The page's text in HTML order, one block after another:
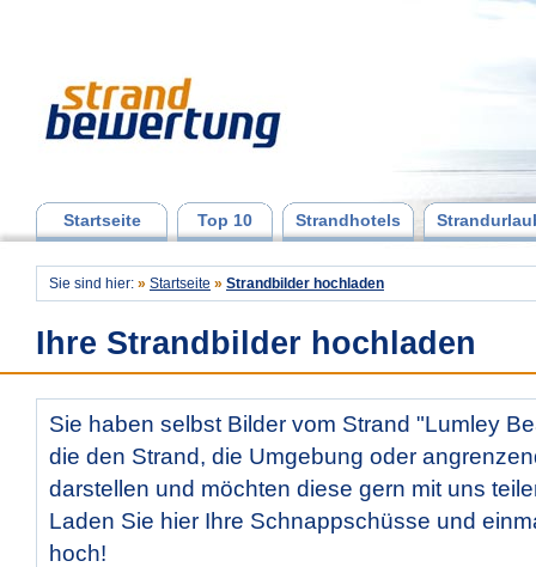
Startseite Top 10 Strandhotels
Sie sind hier: » Startseite » Strandbilder hochladen
Ihre Strandbilder hochladen
Sie haben selbst Bilder vom Strand "Lumley
die den Strand, die Umgebung oder
darstellen und möchten diese gern mit uns
Laden Sie hier Ihre Schnappschüsse und
hoch!